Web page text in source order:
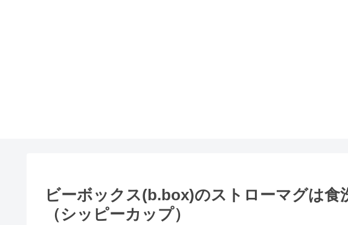
ビーボックス(b.box)のストローマグは食
（シッピーカップ）